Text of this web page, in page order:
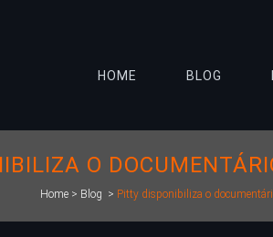
HOME BLOG
O
Home > Blog > Pitty disponibiliza o